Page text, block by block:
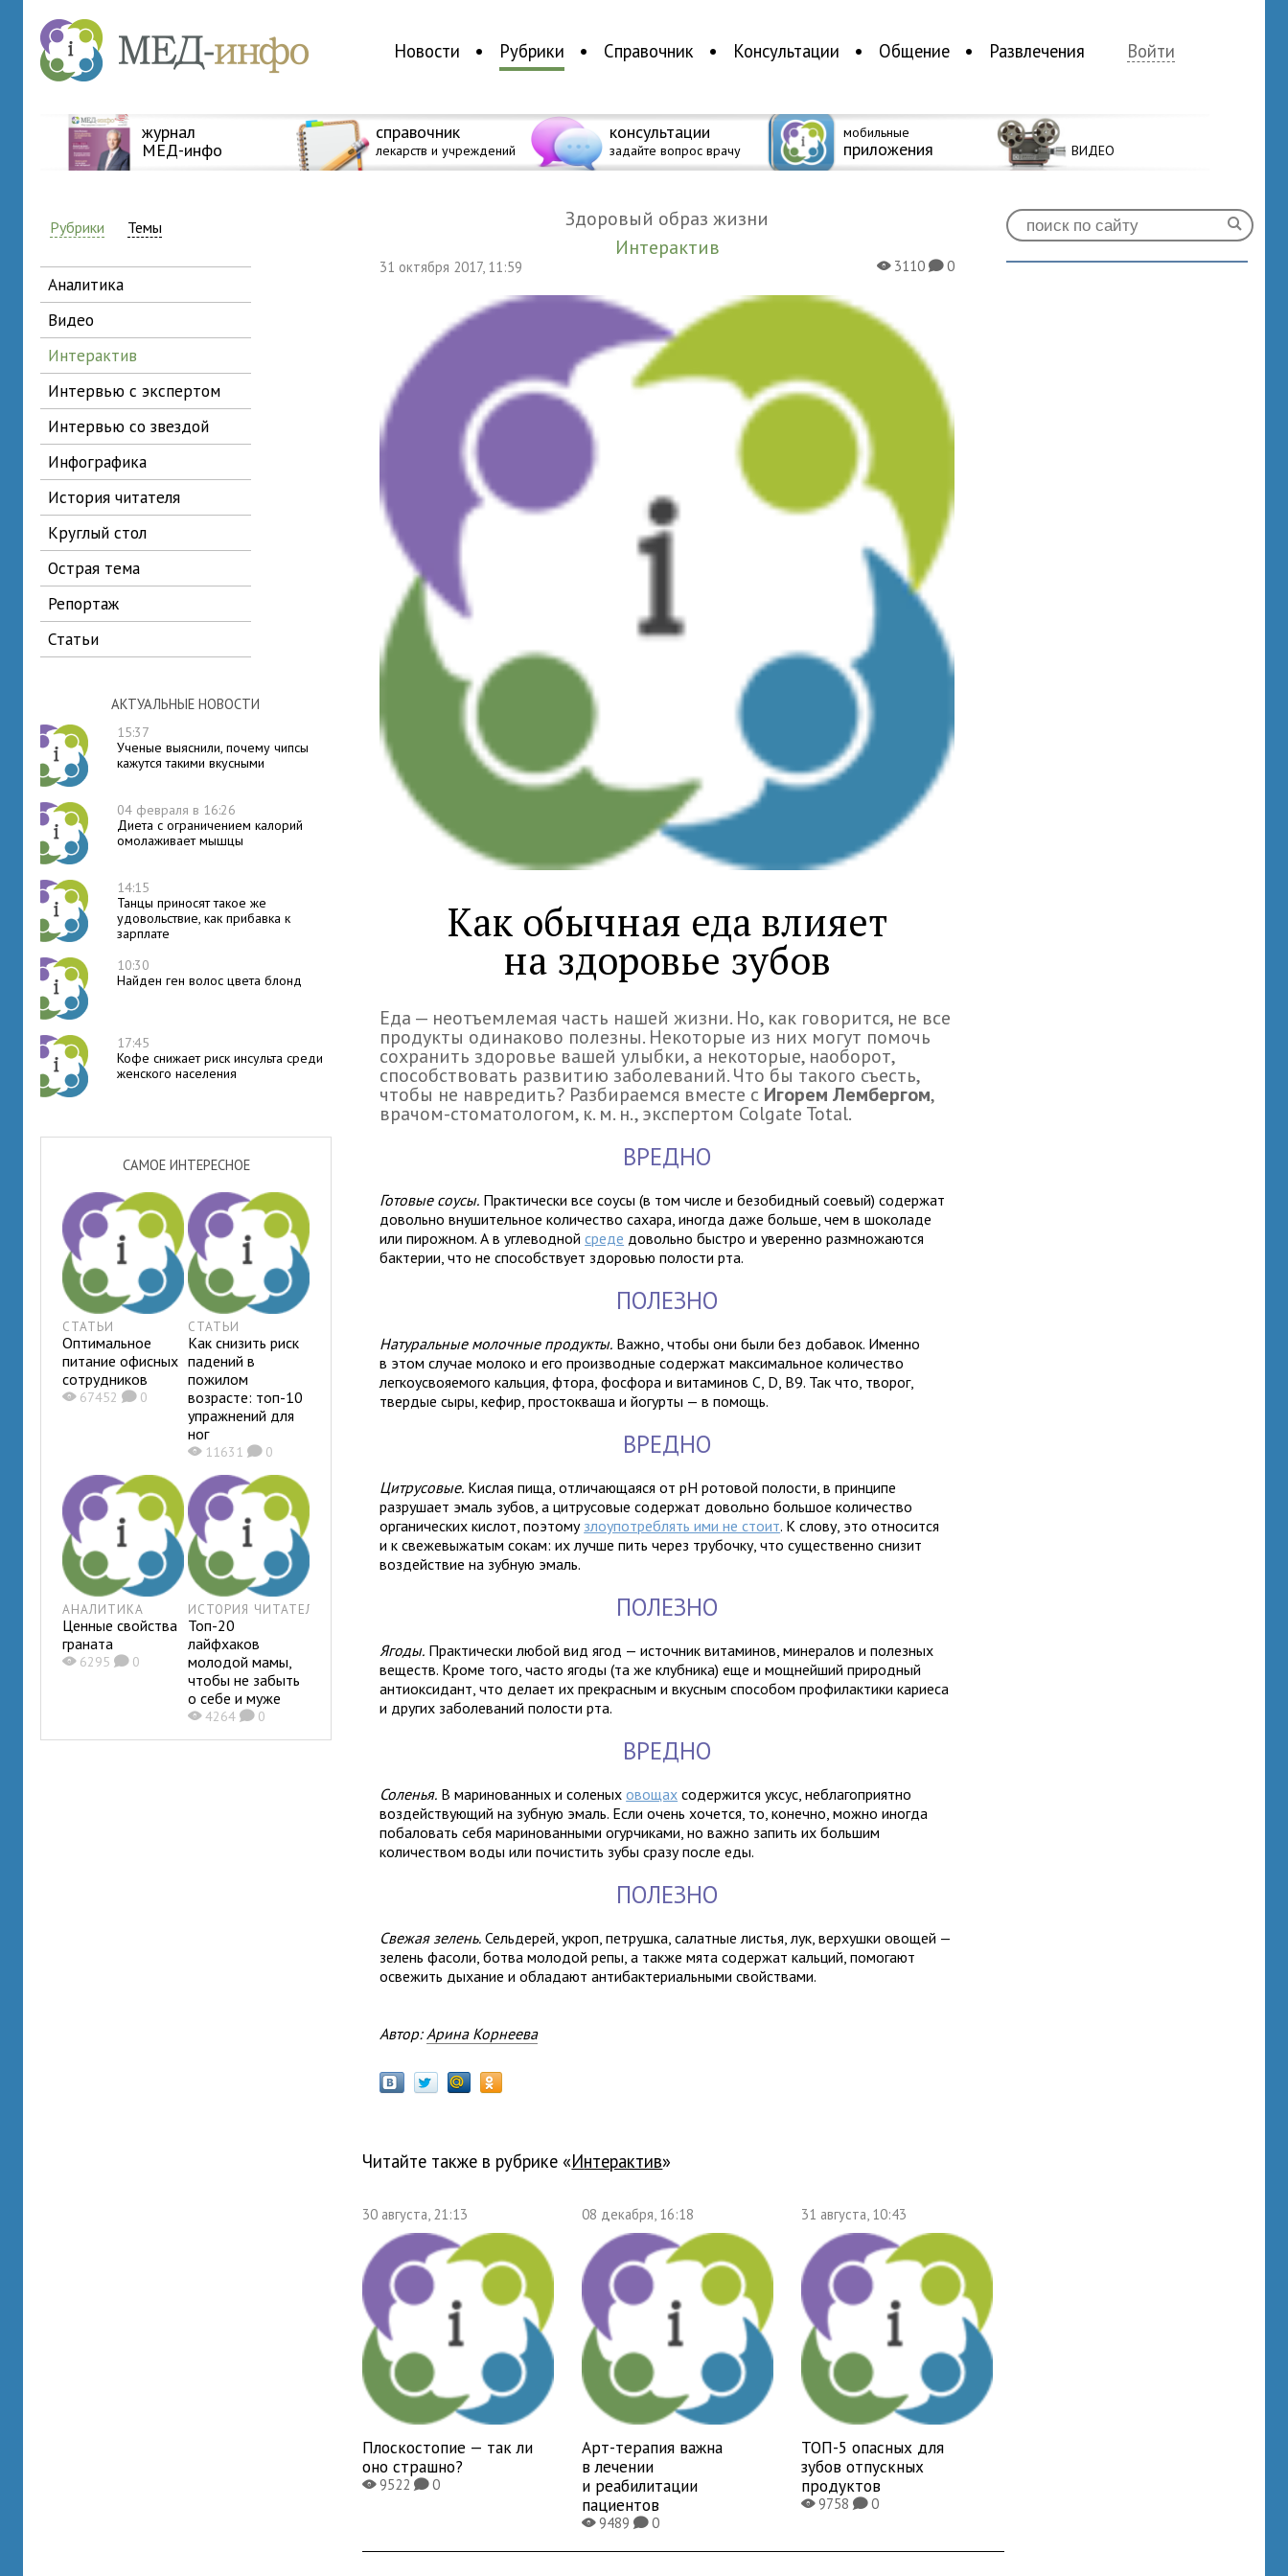
Новости Рубрики Справочник Консультации Общение Развлечения Войти
журнал
МЕД-инфо
справочник
лекарств и учреждений
консультации
задайте вопрос врачу
мобильные
приложения ВИДЕО
Рубрики Темы
аналитика
видео
интерактив
интервью с экспертом
интервью со звездой
инфографика
история читателя
круглый стол
острая тема
репортаж
статьи
АКТУАЛЬНЫЕ НОВОСТИ
15:37
Ученые выяснили, почему чипсы
кажутся такими вкусными
04 февраля в 16:26
Диета с ограничением калорий
омолаживает мышцы
14:15
Танцы приносят такое же
удовольствие, как прибавка к
зарплате
10:30
Найден ген волос цвета блонд
17:45
Кофе снижает риск инсульта среди
женского населения
САМОЕ ИНТЕРЕСНОЕ
СТАТЬИ
Оптимальное
питание офисных
сотрудников
X67452K0
СТАТЬИ
Как снизить риск
падений в
пожилом
возрасте: топ-10
упражнений для
ног
X11631K0
АНАЛИТИКА
Ценные свойства
граната
X6295K0
ИСТОРИЯ ЧИТАТЕЛЯ
Топ-20
лайфхаков
молодой мамы,
чтобы не забыть
о себе и муже
X4264K0
Здоровый образ жизни
Интерактив
31 октября 2017, 11:59 X3110K0
Как обычная еда влияет
на здоровье зубов
Еда — неотъемлемая часть нашей жизни. Но, как говорится, не все
продукты одинаково полезны. Некоторые из них могут помочь
сохранить здоровье вашей улыбки, а некоторые, наоборот,
способствовать развитию заболеваний. Что бы такого съесть,
чтобы не навредить? Разбираемся вместе с Игорем Лембергом,
врачом-стоматологом, к. м. н., экспертом Colgate Total.
ВРЕДНО
Готовые соусы. Практически все соусы (в том числе и безобидный соевый) содержат
довольно внушительное количество сахара, иногда даже больше, чем в шоколаде
или пирожном. А в углеводнойсреде довольно быстро и уверенно размножаются
бактерии, что не способствует здоровью полости рта.
ПОЛЕЗНО
Натуральные молочные продукты. Важно, чтобы они были без добавок. Именно
в этом случае молоко и его производные содержат максимальное количество
легкоусвояемого кальция, фтора, фосфора и витаминов C, D, B9. Так что, творог,
твердые сыры, кефир, простокваша и йогурты — в помощь.
ВРЕДНО
Цитрусовые. Кислая пища, отличающаяся от pH ротовой полости, в принципе
разрушает эмаль зубов, а цитрусовые содержат довольно большое количество
органических кислот, поэтому злоупотреблять ими не стоит. К слову, это относится
и к свежевыжатым сокам: их лучше пить через трубочку, что существенно снизит
воздействие на зубную эмаль.
ПОЛЕЗНО
Ягоды. Практически любой вид ягод — источник витаминов, минералов и полезных
веществ. Кроме того, часто ягоды (та же клубника) еще и мощнейший природный
антиоксидант, что делает их прекрасным и вкусным способом профилактики кариеса
и других заболеваний полости рта.
ВРЕДНО
Соленья. В маринованных и соленыховощах содержится уксус, неблагоприятно
воздействующий на зубную эмаль. Если очень хочется, то, конечно, можно иногда
побаловать себя маринованными огурчиками, но важно запить их большим
количеством воды или почистить зубы сразу после еды.
ПОЛЕЗНО
Свежая зелень. Сельдерей, укроп, петрушка, салатные листья, лук, верхушки овощей —
зелень фасоли, ботва молодой репы, а также мята содержат кальций, помогают
освежить дыхание и обладают антибактериальными свойствами.
Автор:Арина Корнеева
Читайте также в рубрике « Интерактив»
30 августа, 21:13
Плоскостопие — так ли
оно страшно?
X9522K0
08 декабря, 16:18
Арт-терапия важна
в лечении
и реабилитации
пациентов
X9489K0
31 августа, 10:43
ТОП-5 опасных для
зубов отпускных
продуктов
X9758K0